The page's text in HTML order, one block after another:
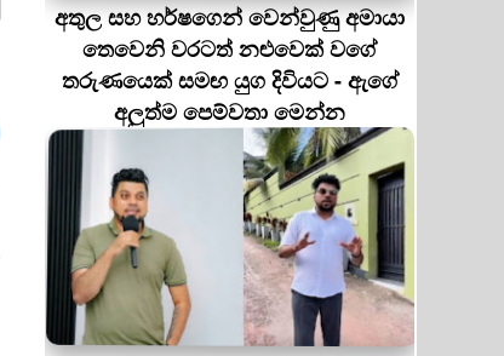
අතුල සහ හර්ෂගෙන් වෙන්වුණු අමායා
තෙවෙනි වරටත් නළුවෙක් වගේ
තරුණයෙක් සමඟ යුග දිවියට - ඇගේ
අලුත්ම පෙම්වතා මෙන්න